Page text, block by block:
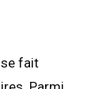
se fait